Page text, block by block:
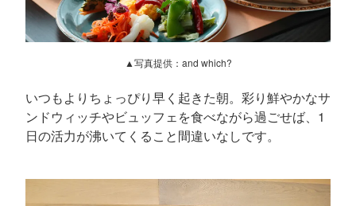
▲写真提供：and which?
いつもよりちょっぴり早く起きた朝。彩り鮮やかなサ
ンドウィッチやビュッフェを食べながら過ごせば、1
日の活力が沸いてくること間違いなしです。